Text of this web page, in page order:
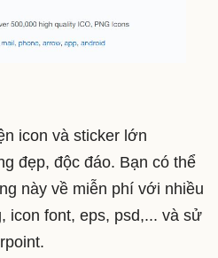
icon và sticker lớn
đẹp, độc đáo. Bạn có thể
này về miễn phí với nhiều
icon font, eps, psd,... và sử